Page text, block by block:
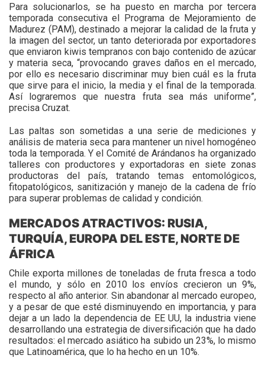
Para solucionarlos, se ha puesto en marcha por tercera
temporada consecutiva el Programa de Mejoramiento de
Madurez (PAM), destinado a mejorar la calidad de la fruta y
la imagen del sector, un tanto deteriorada por exportadores
que enviaron kiwis tempranos con bajo contenido de azúcar
y materia seca, “provocando graves daños en el mercado,
por ello es necesario discriminar muy bien cuál es la fruta
que sirve para el inicio, la media y el final de la temporada.
Así lograremos que nuestra fruta sea más uniforme”,
precisa Cruzat.
Las paltas son sometidas a una serie de mediciones y
análisis de materia seca para mantener un nivel homogéneo
toda la temporada. Y el Comité de Arándanos ha organizado
talleres con productores y exportadoras en siete zonas
productoras del país, tratando temas entomológicos,
fitopatológicos, sanitización y manejo de la cadena de frío
para superar problemas de calidad y condición.
MERCADOS ATRACTIVOS: RUSIA,
TURQUÍA, EUROPA DEL ESTE, NORTE DE
ÁFRICA
Chile exporta millones de toneladas de fruta fresca a todo
el mundo, y sólo en 2010 los envíos crecieron un 9%,
respecto al año anterior. Sin abandonar al mercado europeo,
y a pesar de que esté disminuyendo en importancia, y para
dejar a un lado la dependencia de EE UU, la industria viene
desarrollando una estrategia de diversificación que ha dado
resultados: el mercado asiático ha subido un 23%, lo mismo
que Latinoamérica, que lo ha hecho en un 10%.